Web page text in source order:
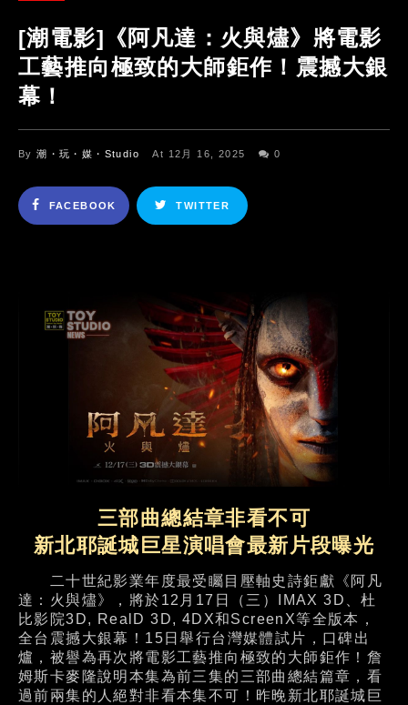
[潮電影]《阿凡達：火與燼》將電影
工藝推向極致的大師鉅作！震撼大銀
幕！
By潮・玩・媒・Studio At 12月 16, 2025 0
FACEBOOK TWITTER
三部曲總結章非看不可
新北耶誕城巨星演唱會最新片段曝光
二十世紀影業年度最受矚目壓軸史詩鉅獻《阿凡
達：火與燼》，將於12月17日（三）IMAX 3D、杜
比影院3D, RealD 3D, 4DX和ScreenX等全版本，
全台震撼大銀幕！15日舉行台灣媒體試片，口碑出
爐，被譽為再次將電影工藝推向極致的大師鉅作！詹
姆斯卡麥隆說明本集為前三集的三部曲總結篇章，看
過前兩集的人絕對非看本集不可！昨晚新北耶誕城巨